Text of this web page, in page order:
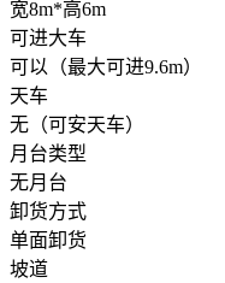
宽8m*高6m
可进大车
可以（最大可进9.6m）
天车
无（可安天车）
月台类型
无月台
卸货方式
单面卸货
坡道